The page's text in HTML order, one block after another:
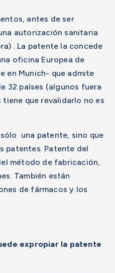
antes de ser
autorización sanitaria
. La patente la concede
oficina Europea de
en Munich- que admite
32 países (algunos fuera
tiene que revalidarlo no es
una patente, sino que
patentes. Patente del
método de fabricación,
También están
de fármacos y los
expropiar la patente